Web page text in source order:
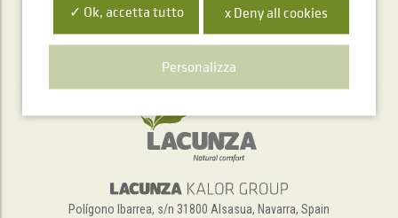
Servizio di assistenza telefonica
+34 948 563 511
Polígono Ibarrea, s/n 31800 Alsasua, Navarra, Spain
✓ Ok, accetta tutto x Deny all cookies
Personalizza